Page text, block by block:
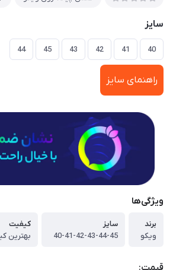
سایز
40
41
42
43
45
44
راهنمای سایز
ویژگی‌ها
برند
ویکو
سایز
40-41-42-43-44-45
کیفیت
بهترین